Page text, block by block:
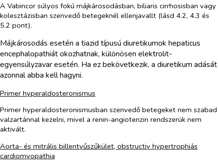
A Vabincor súlyos fokú májkárosodásban, biliaris cirrhosisban vagy
kolesztázisban szenvedő betegeknél ellenjavallt (lásd 4.2, 4.3 és
5.2 pont).
Májkárosodás esetén a tiazid típusú diuretikumok hepaticus
encephalopathiát okozhatnak, különösen elektrolit-
egyensúlyzavar esetén. Ha ez bekövetkezik, a diuretikum adását
azonnal abba kell hagyni.
Primer hyperaldosteronismus
Primer hyperaldosteronismusban szenvedő betegeket nem szabad
valzartánnal kezelni, mivel a renin-angiotenzin rendszerük nem
aktivált.
Aorta- és mitrális billentyűszűkület, obstructiv hypertrophiás
cardiomyopathia